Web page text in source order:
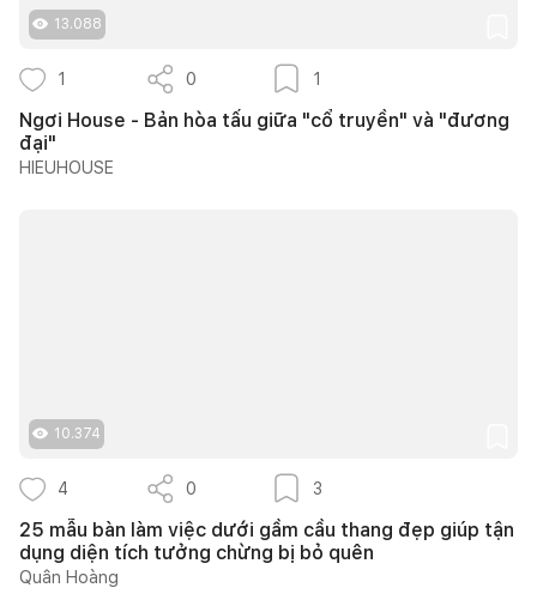
13.088
1 0 1
Ngơi House - Bản hòa tấu giữa "cổ truyền" và "đương
đại"
HIEUHOUSE
10.374
4 0 3
25 mẫu bàn làm việc dưới gầm cầu thang đẹp giúp tận
dụng diện tích tưởng chừng bị bỏ quên
Quân Hoàng